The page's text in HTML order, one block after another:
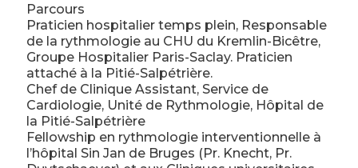
Parcours
Praticien hospitalier temps plein, Responsable
de la rythmologie au CHU du Kremlin-Bicêtre,
Groupe Hospitalier Paris-Saclay. Praticien
attaché à la Pitié-Salpétrière.
Chef de Clinique Assistant, Service de
Cardiologie, Unité de Rythmologie, Hôpital de
la Pitié-Salpétrière
Fellowship en rythmologie interventionnelle à
l’hôpital Sin Jan de Bruges (Pr. Knecht, Pr.